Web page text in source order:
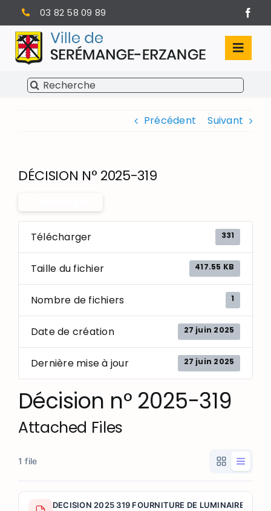
Passer
au
contenu
03 82 58 09 89
SÉRÉMANGE-ERZANGE
Rechercher:
Précédent Suivant
DÉCISION N° 2025-319
Télécharger 331
Taille du fichier 417.55 KB
Nombre de fichiers 1
Date de création 27 juin 2025
Dernière mise à jour 27 juin 2025
Décision n° 2025-319
Attached Files
1 file
DECISION 2025 319 FOURNITURE DE LUMINAIRES